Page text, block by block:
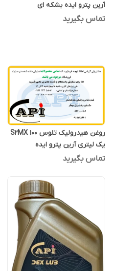
آرین پترو ایده بشکه ای
تماس بگیرید
روغن هیدرولیک تلوس S2MX 100
یک لیتری آرین پترو ایده
تماس بگیرید